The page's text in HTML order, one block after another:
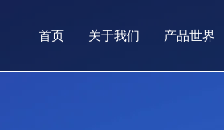
首页 关于我们 产品世界